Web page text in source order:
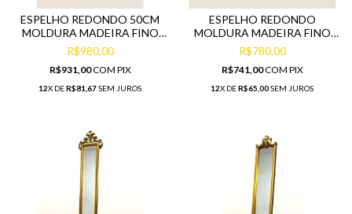
ESPELHO REDONDO 50CM
MOLDURA MADEIRA FINO
ACABAMENTO DOURADO
R$980,00
R$931,00COM PIX
12X DER$81,67SEM JUROS
ESPELHO REDONDO
MOLDURA MADEIRA FINO
ACABAMENTO DOURADO
R$780,00
R$741,00COM PIX
12X DER$65,00SEM JUROS